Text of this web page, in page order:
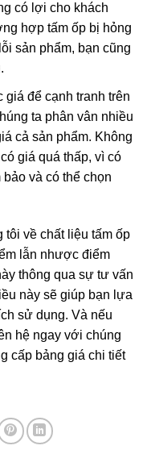
có lợi cho khách
hợp tấm ốp bị hỏng
sản phẩm, bạn cũng
giá để cạnh tranh trên
ta phân vân nhiều
cả sản phẩm. Không
giá quá thấp, vì có
và có thể chọn
về chất liệu tấm ốp
lẫn nhược điểm
thông qua sự tư vấn
này sẽ giúp bạn lựa
sử dụng. Và nếu
hệ ngay với chúng
cấp bảng giá chi tiết